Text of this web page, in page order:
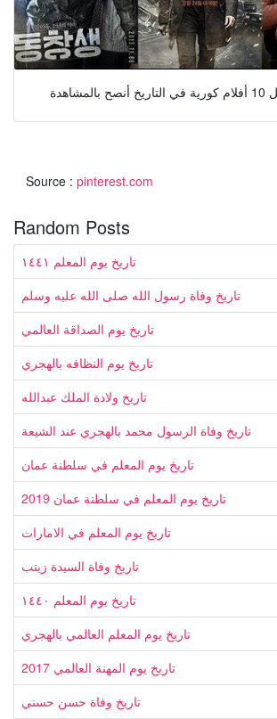
Source : pinterest.com
Random Posts
تاريخ يوم المعلم ١٤٤١
تاريخ وفاة رسول الله صلى الله عليه وسلم
تاريخ يوم الصداقة العالمي
تاريخ يوم النظافه بالهجري
تاريخ ولادة الملك عبدالله
تاريخ وفاة الرسول محمد بالهجري عند الشيعة
تاريخ يوم المعلم في سلطنة عمان
تاريخ يوم المعلم في سلطنة عمان 2019
تاريخ يوم المعلم في الامارات
تاريخ وفاة السيدة زينب
تاريخ يوم المعلم ١٤٤٠
تاريخ يوم المعلم العالمي بالهجري
تاريخ يوم المهنة العالمي 2017
تاريخ وفاة حسن حسني